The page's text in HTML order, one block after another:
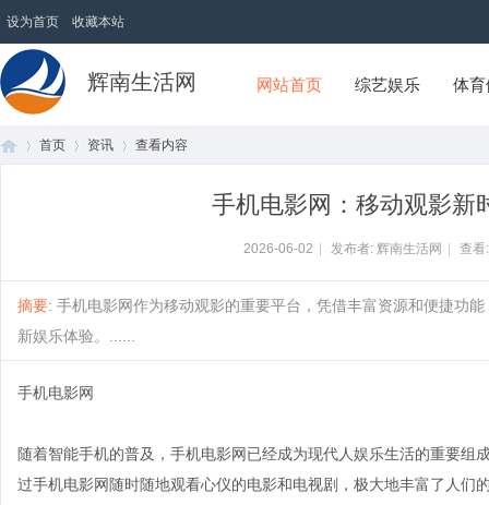
设为首页 收藏本站
辉南生活网 网站首页 综艺娱乐 体
首页 资讯 查看内容
手机电影网：移动观影新
2026-06-02 发布者: 辉南生活网 查
摘要: 手机电影网作为移动观影的重要平台，凭借丰富资源和便捷功
新娱乐体验。......
手机电影网
随着智能手机的普及，手机电影网已经成为现代人娱乐生活的重要
过手机电影网随时随地观看心仪的电影和电视剧，极大地丰富了人们